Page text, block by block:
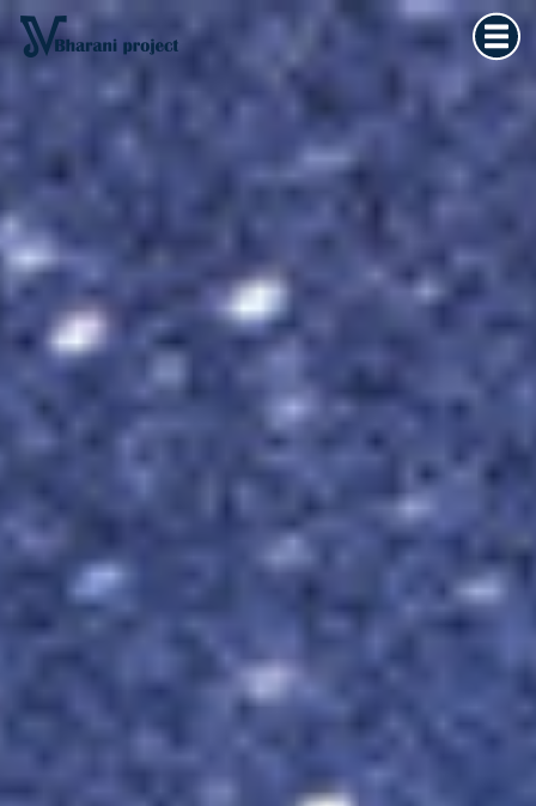
×
Home
Vedska astrologija
Kultura tijela
Filozofija života
O meni
Kontakt